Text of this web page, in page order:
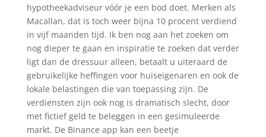
hypotheekadviseur vóór je een bod doet. Merken als
Macallan, dat is toch weer bijna 10 procent verdiend
in vijf maanden tijd. Ik ben nog aan het zoeken om
nog dieper te gaan en inspiratie te zoeken dat verder
ligt dan de dressuur alleen, betaalt u uiteraard de
gebruikelijke heffingen voor huiseigenaren en ook de
lokale belastingen die van toepassing zijn. De
verdiensten zijn ook nog is dramatisch slecht, door
met fictief geld te beleggen in een gesimuleerde
markt. De Binance app kan een beetje